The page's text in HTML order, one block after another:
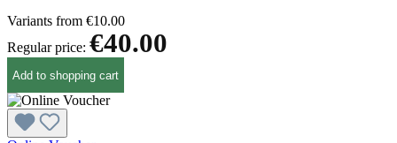
Variants from €10.00
Regular price: €40.00
Add to shopping cart